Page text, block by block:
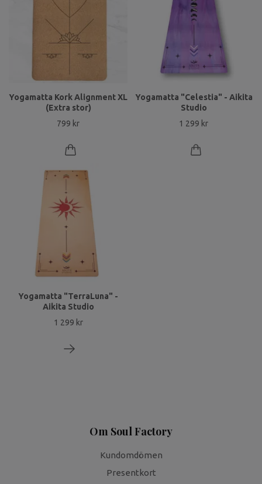
Yogamatta Kork Alignment XL
(Extra stor)
799 kr
Yogamatta "Celestia" - Aikita
Studio
1 299 kr
Yogamatta "TerraLuna" -
Aikita Studio
1 299 kr
Om Soul Factory
Kundomdömen
Presentkort